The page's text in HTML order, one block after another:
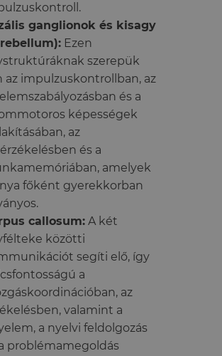
ganglionok és kisagy
Ezen
szerepük
az impulzuskontrollban, az
és a
képességek
az
és a
amelyek
főként gyerekkorban
callosum: A két
közötti
segíti elő, így
a
az
valamint a
a nyelvi feldolgozás
problémamegoldás